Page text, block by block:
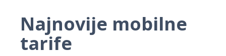
Najnovije mobilne
tarife